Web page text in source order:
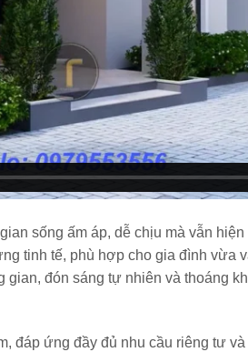
sống ấm áp, dễ chịu mà vẫn
tinh tế, phù hợp cho gia đình vừa
gian, đón sáng tự nhiên và thoáng
đáp ứng đầy đủ nhu cầu riêng tư